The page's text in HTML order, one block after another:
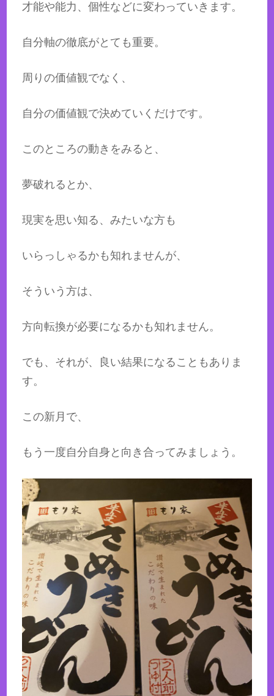
才能や能力、個性などに変わっていきます。
自分軸の徹底がとても重要。
周りの価値観でなく、
自分の価値観で決めていくだけです。
このところの動きをみると、
夢破れるとか、
現実を思い知る、みたいな方も
いらっしゃるかも知れませんが、
そういう方は、
方向転換が必要になるかも知れません。
でも、それが、良い結果になることもありま
す。
この新月で、
もう一度自分自身と向き合ってみましょう。